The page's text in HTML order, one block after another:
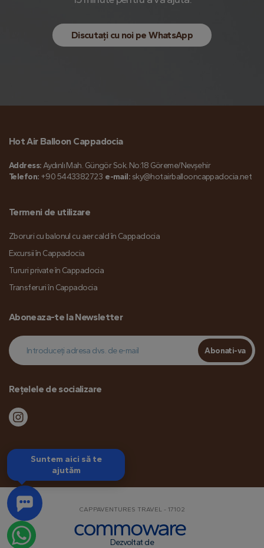
Discutați cu noi pe WhatsApp
Hot Air Balloon Cappadocia
Address:Aydınlı Mah. Güngör Sok. No:18 Göreme/Nevşehir
Telefon: +90 5443382723 e-mail: sky@hotairballooncappadocia.net
Termeni de utilizare
Zboruri cu balonul cu aer cald în Cappadocia
Excursii în Cappadocia
Tururi private în Cappadocia
Transferuri în Cappadocia
Aboneaza-te la Newsletter
Abonati-va
Rețelele de socializare
CAPPAVENTURES TRAVEL - 17102
Dezvoltat de
Suntem aici să te
ajutăm